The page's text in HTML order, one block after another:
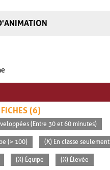
(6)
(Entre 30 et 60 minutes)
(> 100) (X) En classe seulement
(X) Équipe (X) Élevée